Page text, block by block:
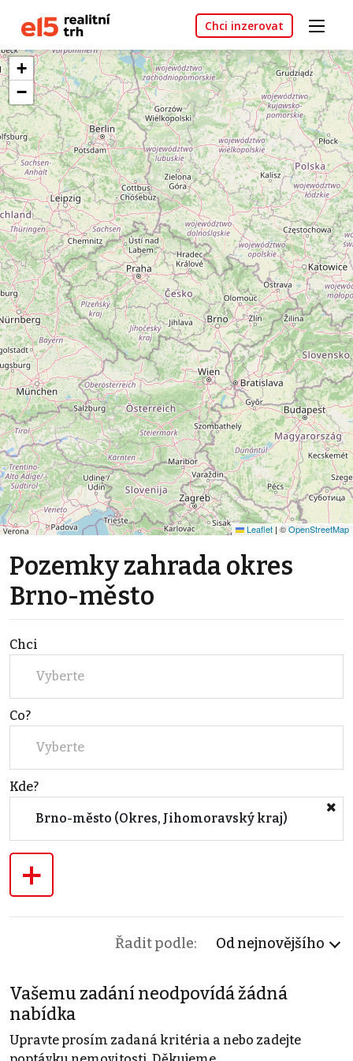
Chci inzerovat
+
−
Leaflet | ©OpenStreetMap
Pozemky zahrada okres
Brno-město
Chci
Vyberte
Co?
Vyberte
Kde?
Brno-město (Okres, Jihomoravský kraj)
+
Řadit podle: Od nejnovějšího
Vašemu zadání neodpovídá žádná
nabídka
Upravte prosím zadaná kritéria a nebo zadejte